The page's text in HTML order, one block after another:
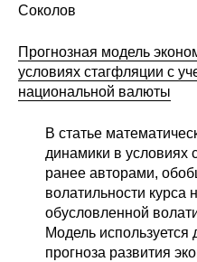
О совете
Регулярные
Квартальный
Краткосрочный
Оценка
производства
Соколов
Прогнозная модель
условиях стагфляции с
национальной валюты
В статье
динамики в условиях
ранее авторами,
волатильности
обусловленной
Модель используется
прогноза развития